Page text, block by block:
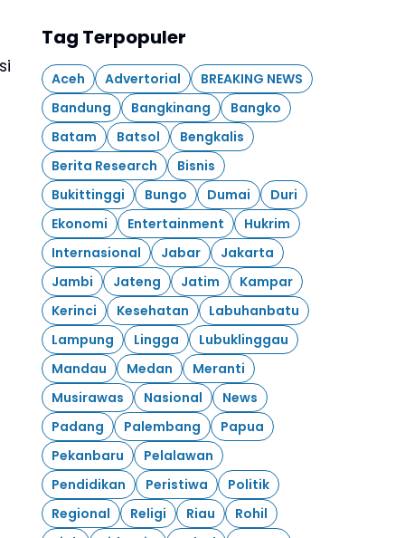
Tag Terpopuler
Aceh Advertorial
BREAKING NEWS
Bandung
Bangkinang
Bangko
Batam
Batsol
Bengkalis
Berita Research
Bisnis
Bukittinggi
Bungo Dumai
Duri
Ekonomi
Entertainment
Hukrim
Internasional
Jabar
Jakarta
Jambi
Jateng Jatim
Kampar
Kerinci
Kesehatan
Labuhanbatu
Lampung
Lingga
Lubuklinggau
Mandau
Medan
Meranti
Musirawas
Nasional
News
Padang
Palembang
Papua
Pekanbaru
Pelalawan
Pendidikan
Peristiwa
Politik
Regional
Religi Riau
Rohil